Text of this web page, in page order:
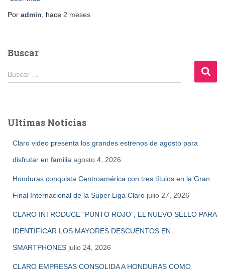
Por admin , hace 2 meses
Buscar
B
u
r
Buscar …
Ultimas Noticias
Claro video presenta los grandes estrenos de agosto para
disfrutar en familia agosto 4, 2026
Honduras conquista Centroamérica con tres títulos en la Gran
Final Internacional de la Super Liga Claro julio 27, 2026
CLARO INTRODUCE “PUNTO ROJO”, EL NUEVO SELLO PARA
IDENTIFICAR LOS MAYORES DESCUENTOS EN
SMARTPHONES julio 24, 2026
CLARO EMPRESAS CONSOLIDA A HONDURAS COMO